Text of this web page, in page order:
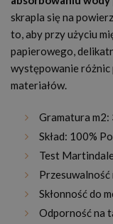
skrapla się na
to, aby przy użyciu
papierowego,
występowanie różnic
materiałów.
Gramatura
Skład: 100%
Test
Przesuwalność
Skłonność do
Odporność na